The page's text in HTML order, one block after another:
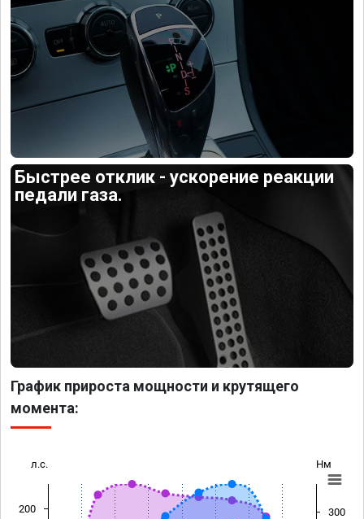
Быстрее отклик - ускорение реакции
педали газа.
График прироста мощности и крутящего
момента:
л.с. Нм
200 300